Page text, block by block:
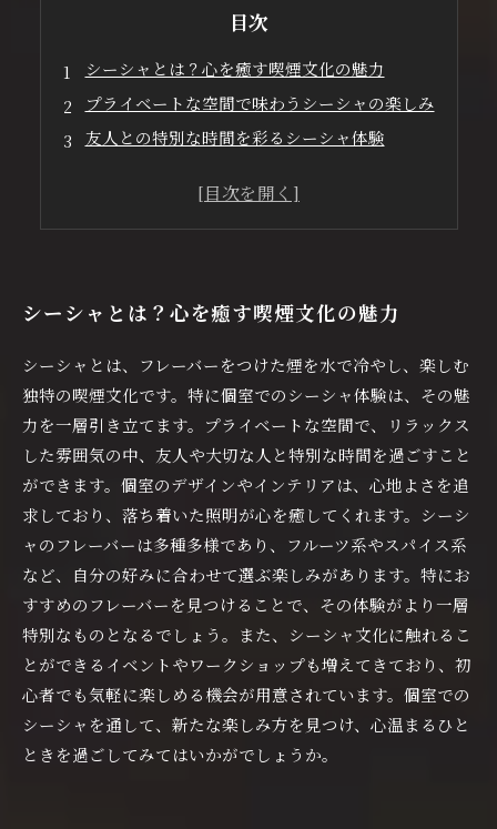
目次
シーシャとは？心を癒す喫煙文化の魅力
プライベートな空間で味わうシーシャの楽しみ
友人との特別な時間を彩るシーシャ体験
フレーバーの選び方で広がるシーシャの世界
シーシャとは？心を癒す喫煙文化の魅力
シーシャとは、フレーバーをつけた煙を水で冷やし、楽しむ
独特の喫煙文化です。特に個室でのシーシャ体験は、その魅
力を一層引き立てます。プライベートな空間で、リラックス
した雰囲気の中、友人や大切な人と特別な時間を過ごすこと
ができます。個室のデザインやインテリアは、心地よさを追
求しており、落ち着いた照明が心を癒してくれます。シーシ
ャのフレーバーは多種多様であり、フルーツ系やスパイス系
など、自分の好みに合わせて選ぶ楽しみがあります。特にお
すすめのフレーバーを見つけることで、その体験がより一層
特別なものとなるでしょう。また、シーシャ文化に触れるこ
とができるイベントやワークショップも増えてきており、初
心者でも気軽に楽しめる機会が用意されています。個室での
シーシャを通して、新たな楽しみ方を見つけ、心温まるひと
ときを過ごしてみてはいかがでしょうか。